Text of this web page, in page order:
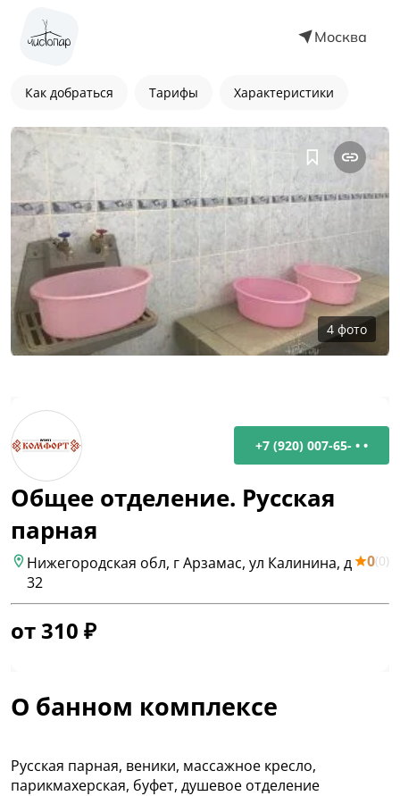
Москва
Как добраться Тарифы Характеристики
4 фото
+7 (920) 007-65- • •
Общее отделение. Русская
парная
Нижегородская обл, г Арзамас, ул Калинина, д
32
0(0)
от 310 ₽
О банном комплексе
Русская парная, веники, массажное кресло,
парикмахерская, буфет, душевое отделение